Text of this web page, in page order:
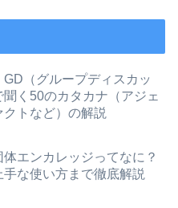
GD（グループディスカッ
聞く50のカタカナ（アジェ
クトなど）の解説
エンカレッジってなに？
な使い方まで徹底解説